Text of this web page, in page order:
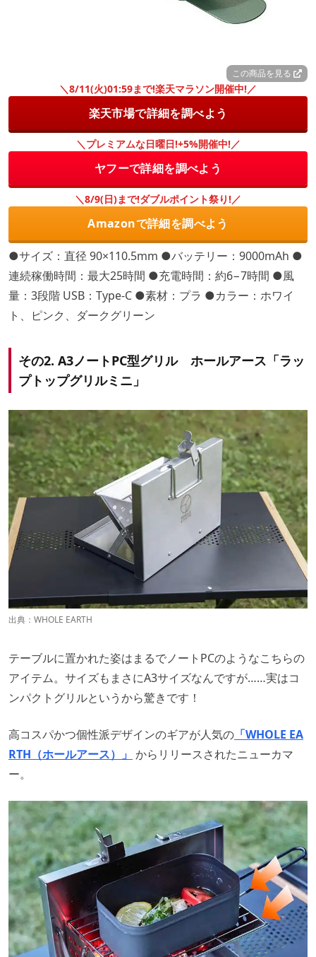
この商品を見る
＼8/11(火)01:59まで!楽天マラソン開催中!／
楽天市場で詳細を調べよう
＼プレミアムな日曜日!+5%開催中!／
ヤフーで詳細を調べよう
＼8/9(日)まで!ダブルポイント祭り!／
Amazonで詳細を調べよう
●サイズ：直径 90×110.5mm ●バッテリー：9000mAh ●
連続稼働時間：最大25時間 ●充電時間：約6−7時間 ●風
量：3段階 USB：Type-C ●素材：プラ ●カラー：ホワイ
ト、ピンク、ダークグリーン
その2. A3ノートPC型グリル ホールアース「ラッ
プトップグリルミニ」
出典： WHOLE EARTH
テーブルに置かれた姿はまるでノートPCのようなこちらの
アイテム。サイズもまさにA3サイズなんですが……実はコ
ンパクトグリルというから驚きです！
高コスパかつ個性派デザインのギアが人気の 「WHOLE EA
RTH（ホールアース）」 からリリースされたニューカマ
ー。